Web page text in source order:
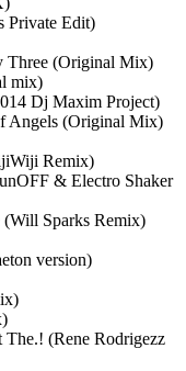
Private Edit)
Three (Original Mix)
mix)
Dj Maxim Project)
Angels (Original Mix)
Remix)
& Electro Shaker
(Will Sparks Remix)
version)
(Rene Rodrigezz